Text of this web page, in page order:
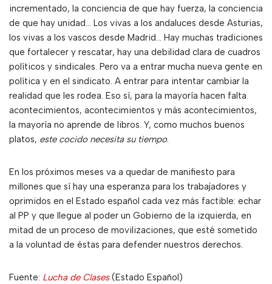
incrementado, la conciencia de que hay fuerza, la conciencia
de que hay unidad… Los vivas a los andaluces desde Asturias,
los vivas a los vascos desde Madrid… Hay muchas tradiciones
que fortalecer y rescatar, hay una debilidad clara de cuadros
políticos y sindicales. Pero va a entrar mucha nueva gente en
política y en el sindicato. A entrar para intentar cambiar la
realidad que les rodea. Eso sí, para la mayoría hacen falta
acontecimientos, acontecimientos y más acontecimientos,
la mayoría no aprende de libros. Y, como muchos buenos
platos, este cocido necesita su tiempo.
En los próximos meses va a quedar de manifiesto para
millones que sí hay una esperanza para los trabajadores y
oprimidos en el Estado español cada vez más factible: echar
al PP y que llegue al poder un Gobierno de la izquierda, en
mitad de un proceso de movilizaciones, que esté sometido
a la voluntad de éstas para defender nuestros derechos.
Fuente: Lucha de Clases(Estado Español)